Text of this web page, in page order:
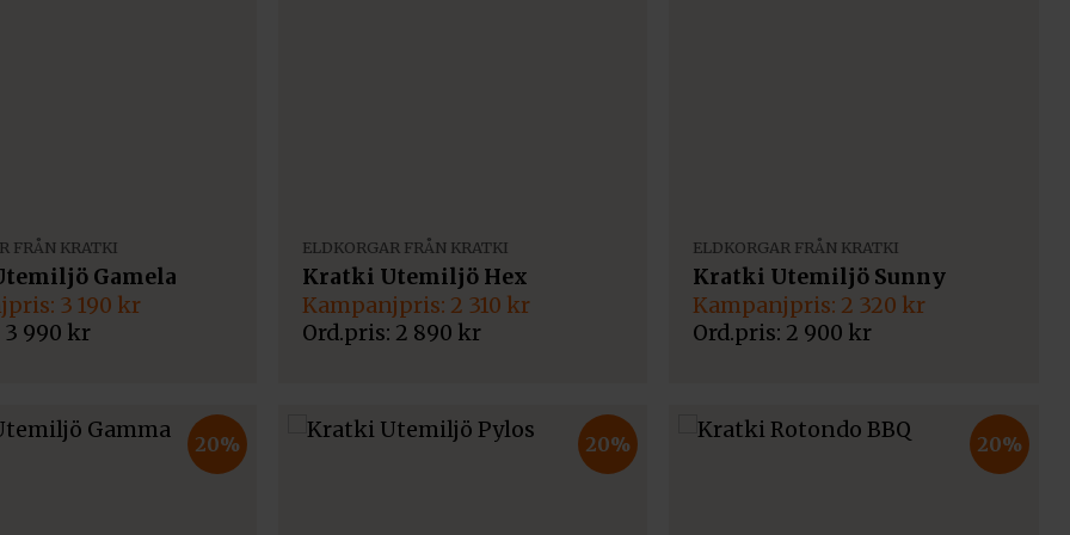
FRÅN KRATKI
Gamela
3 990 kr
3 190 kr
ELDKORGAR FRÅN KRATKI
Kratki Utemiljö Hex
2 890 kr
Det
ursprungliga
priset
890 kr.
2 310 kr
Det
nuvarande
priset
310 kr.
ELDKORGAR FRÅN KRATKI
Kratki Utemiljö Sunny
2 900 kr
Det
ursprungliga
priset
900 kr.
2 320 kr
Det
nuvarande
priset
320 kr.
20% 20% 20%